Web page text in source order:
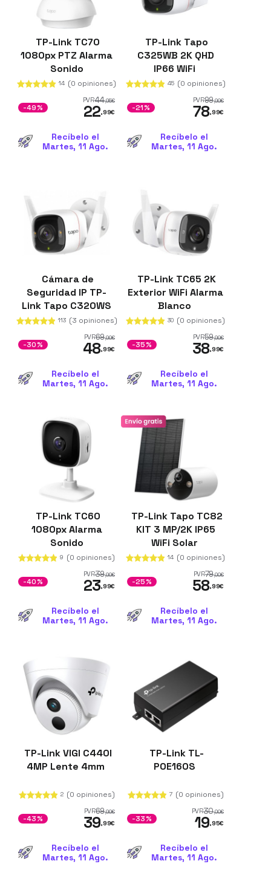
TP-Link TC70
1080px PTZ Alarma
Sonido
Bidireccional
Blanco
14 (0 opiniones)
PVR44,95€
22,99€
-49%
Recíbelo el
Martes, 11 Ago.
TP-Link Tapo
C325WB 2K QHD
IP66 WiFi
45 (0 opiniones)
PVR99,99€
78,99€
-21%
Recíbelo el
Martes, 11 Ago.
Cámara de
Seguridad IP TP-
Link Tapo C320WS
4MP Sensor
Starlight Blanco
113 (3 opiniones)
PVR69,99€
48,99€
-30%
Recíbelo el
Martes, 11 Ago.
TP-Link TC65 2K
Exterior WiFi Alarma
Blanco
30 (0 opiniones)
PVR59,99€
38,99€
-35%
Recíbelo el
Martes, 11 Ago.
TP-Link TC60
1080px Alarma
Sonido
Bidireccional
Blanco
9 (0 opiniones)
PVR39,99€
23,99€
-40%
Recíbelo el
Martes, 11 Ago.
TP-Link Tapo TC82
KIT 3 MP/2K IP65
WiFi Solar
14 (0 opiniones)
PVR79,00€
58,99€
-25%
Recíbelo el
Martes, 11 Ago.
TP-Link VIGI C440I
4MP Lente 4mm
2 (0 opiniones)
PVR69,99€
39,99€
-43%
Recíbelo el
Martes, 11 Ago.
TP-Link TL-
POE160S
7 (0 opiniones)
PVR30,00€
19,95€
-33%
Recíbelo el
Martes, 11 Ago.